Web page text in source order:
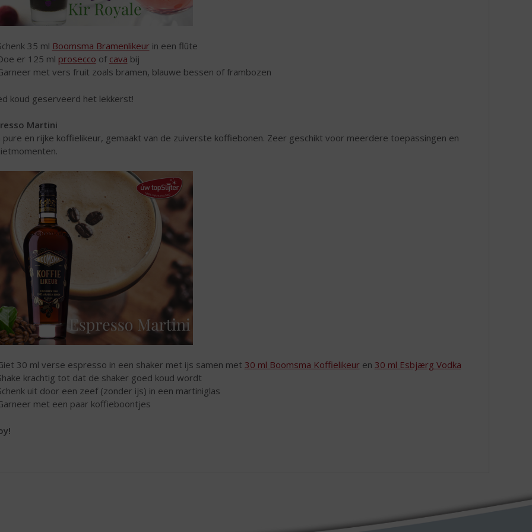
35 ml Boomsma Bramenlikeurin een flûte
er 125 ml prosecco of cava bij
met vers fruit zoals bramen, blauwe bessen of frambozen
koud geserveerd het lekkerst!
Martini
pure en rijke koffielikeur, gemaakt van de zuiverste koffiebonen. Zeer geschikt voor meerdere toepassingen en
30 ml verse espresso in een shaker met ijs samen met 30 ml Boomsma Koffielikeuren 30 ml Esbjærg Vodka
krachtig tot dat de shaker goed koud wordt
uit door een zeef (zonder ijs) in een martiniglas
met een paar koffieboontjes